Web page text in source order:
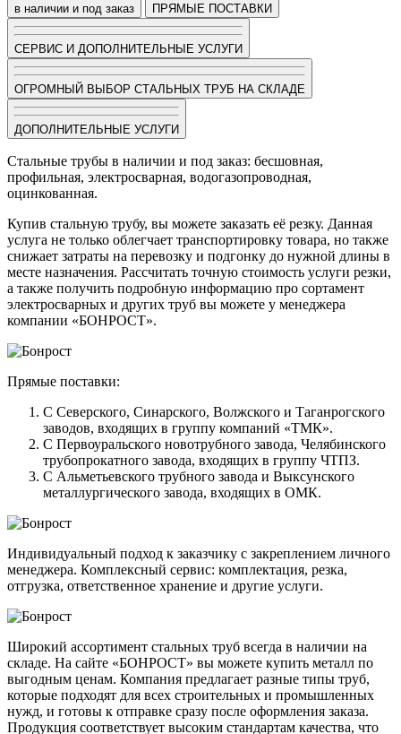
в наличии и под заказ ПРЯМЫЕ ПОСТАВКИ
СЕРВИС И ДОПОЛНИТЕЛЬНЫЕ УСЛУГИ
ОГРОМНЫЙ ВЫБОР СТАЛЬНЫХ ТРУБ НА СКЛАДЕ
ДОПОЛНИТЕЛЬНЫЕ УСЛУГИ
Стальные трубы в наличии и под заказ: бесшовная,
профильная, электросварная, водогазопроводная,
оцинкованная.
Купив стальную трубу, вы можете заказать её резку. Данная
услуга не только облегчает транспортировку товара, но также
снижает затраты на перевозку и подгонку до нужной длины в
месте назначения. Рассчитать точную стоимость услуги резки,
а также получить подробную информацию про сортамент
электросварных и других труб вы можете у менеджера
компании «БОНРОСТ».
Прямые поставки:
С Северского, Синарского, Волжского и Таганрогского
заводов, входящих в группу компаний «ТМК».
С Первоуральского новотрубного завода, Челябинского
трубопрокатного завода, входящих в группу ЧТПЗ.
С Альметьевского трубного завода и Выксунского
металлургического завода, входящих в ОМК.
Индивидуальный подход к заказчику с закреплением личного
менеджера. Комплексный сервис: комплектация, резка,
отгрузка, ответственное хранение и другие услуги.
Широкий ассортимент стальных труб всегда в наличии на
складе. На сайте «БОНРОСТ» вы можете купить металл по
выгодным ценам. Компания предлагает разные типы труб,
которые подходят для всех строительных и промышленных
нужд, и готовы к отправке сразу после оформления заказа.
Продукция соответствует высоким стандартам качества, что